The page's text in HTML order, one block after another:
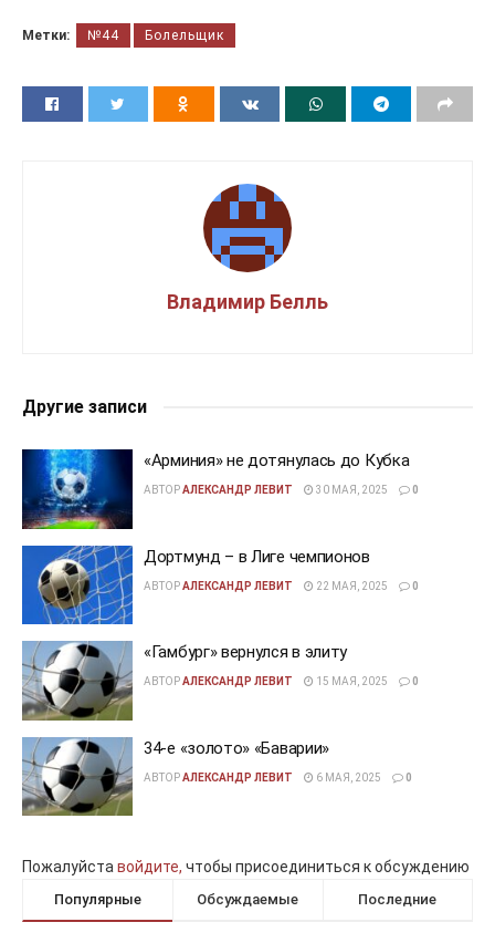
Метки: №44 Болельщик
Владимир Белль
Другие записи
«Арминия» не дотянулась до Кубка
АВТОРАЛЕКСАНДР ЛЕВИТ 30 МАЯ, 2025 0
Дортмунд – в Лиге чемпионов
АВТОРАЛЕКСАНДР ЛЕВИТ 22 МАЯ, 2025 0
«Гамбург» вернулся в элиту
АВТОРАЛЕКСАНДР ЛЕВИТ 15 МАЯ, 2025 0
34-е «золото» «Баварии»
АВТОРАЛЕКСАНДР ЛЕВИТ 6 МАЯ, 2025 0
Пожалуйставойдите, чтобы присоединиться к обсуждению
Популярные Обсуждаемые Последние